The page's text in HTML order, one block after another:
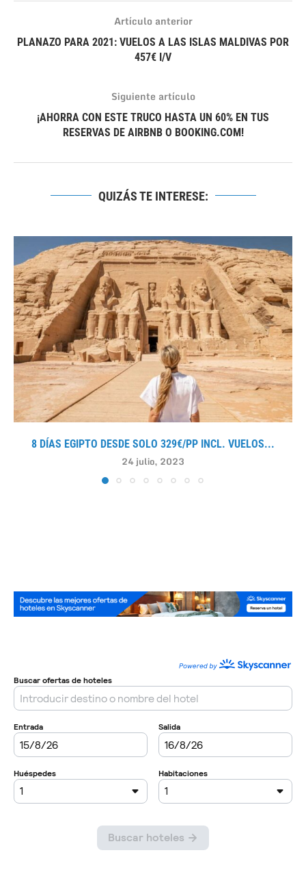
Artículo anterior
PLANAZO PARA 2021: VUELOS A LAS ISLAS MALDIVAS POR
457€ I/V
Siguiente artículo
¡AHORRA CON ESTE TRUCO HASTA UN 60% EN TUS
RESERVAS DE AIRBNB O BOOKING.COM!
QUIZÁS TE INTERESE:
8 DÍAS EGIPTO DESDE SOLO 329€/PP INCL. VUELOS...
24 julio, 2023